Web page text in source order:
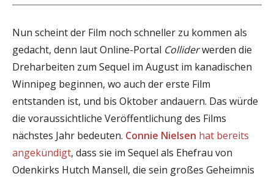
Nun scheint der Film noch schneller zu kommen als
gedacht, denn laut Online-Portal Colliderwerden die
Dreharbeiten zum Sequel im August im kanadischen
Winnipeg beginnen, wo auch der erste Film
entstanden ist, und bis Oktober andauern. Das würde
die voraussichtliche Veröffentlichung des Films
nächstes Jahr bedeuten. Connie Nielsen hat bereits
angekündigt, dass sie im Sequel als Ehefrau von
Odenkirks Hutch Mansell, die sein großes Geheimnis